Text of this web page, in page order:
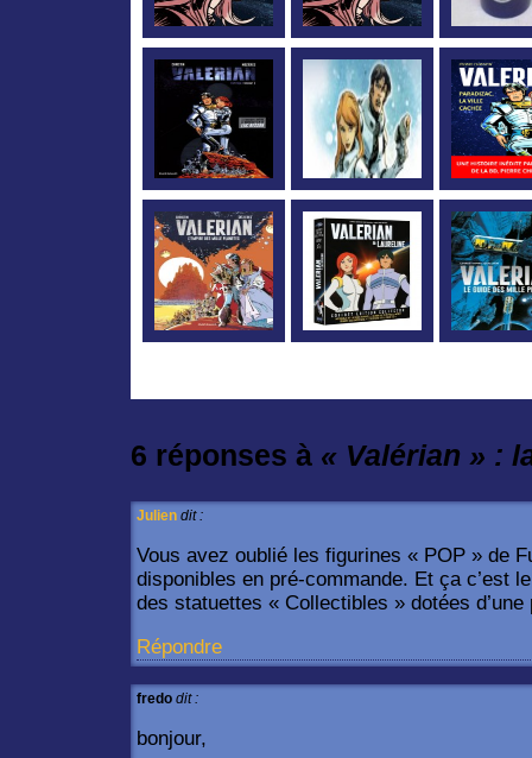
6 réponses à « Valérian » :
Julien dit :
Vous avez oublié les figurines « POP » de
disponibles en pré-commande. Et ça c’est
des statuettes « Collectibles » dotées
Répondre
fredo dit :
bonjour,